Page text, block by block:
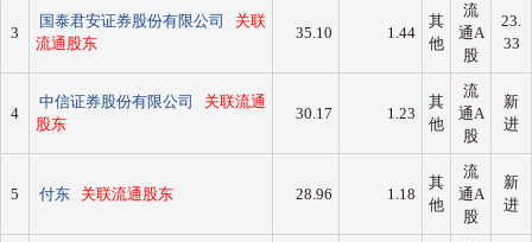
3
国泰君安证券股份有限公司
关联
流通股东
35.10 1.44
其
他
流
通A
股
23.
33
4
中信证券股份有限公司
关联流通
股东
30.17 1.23
其
他
流
通A
股
新
进
5 付东 关联流通股东 28.96 1.18
其
他
流
通A
股
新
进